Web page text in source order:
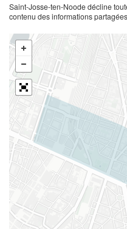
Saint-Josse-ten-Noode décline
contenu des informations